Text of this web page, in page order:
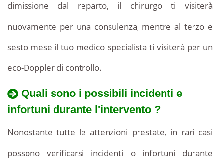
dimissione dal reparto, il chirurgo ti visiterà
nuovamente per una consulenza, mentre al terzo e
sesto mese il tuo medico specialista ti visiterà per un
eco-Doppler di controllo.
Quali sono i possibili incidenti e
infortuni durante l'intervento ?
Nonostante tutte le attenzioni prestate, in rari casi
possono verificarsi incidenti o infortuni durante